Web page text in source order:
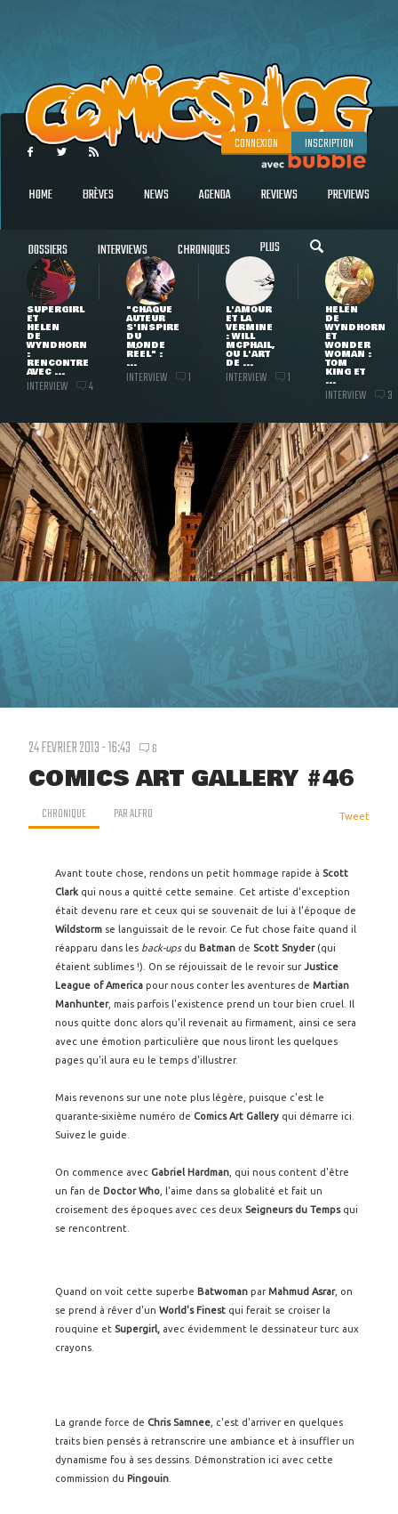
CONNEXION INSCRIPTION
HOME BRÈVES NEWS AGENDA REVIEWS PREVIEWS
DOSSIERS INTERVIEWS CHRONIQUES PLUS
SUPERGIRL
ET
HELEN
DE
WYNDHORN
:
RENCONTRE
AVEC ...
INTERVIEW 4
"CHAQUE
AUTEUR
S'INSPIRE
DU
MONDE
RÉEL" :
...
INTERVIEW 1
L'AMOUR
ET LA
VERMINE
: WILL
MCPHAIL,
OU L'ART
DE ...
INTERVIEW 1
HELEN
DE
WYNDHORN
ET
WONDER
WOMAN :
TOM
KING ET
...
INTERVIEW 3
24 FEVRIER 2013 - 16:43 6
COMICS ART GALLERY #46
CHRONIQUE PARALFRO Tweet
Avant toute chose, rendons un petit hommage rapide à Scott
Clark qui nous a quitté cette semaine. Cet artiste d'exception
était devenu rare et ceux qui se souvenait de lui à l'époque de
Wildstorm se languissait de le revoir. Ce fut chose faite quand il
réapparu dans les back-ups du Batman de Scott Snyder(qui
étaient sublimes !). On se réjouissait de le revoir surJustice
League of America pour nous conter les aventures de Martian
Manhunter, mais parfois l'existence prend un tour bien cruel. Il
nous quitte donc alors qu'il revenait au firmament, ainsi ce sera
avec une émotion particulière que nous liront les quelques
pages qu'il aura eu le temps d'illustrer.
Mais revenons sur une note plus légère, puisque c'est le
quarante-sixième numéro de Comics Art Gallery qui démarre ici.
Suivez le guide.
On commence avec Gabriel Hardman , qui nous content d'être
un fan de Doctor Who , l'aime dans sa globalité et fait un
croisement des époques avec ces deux Seigneurs du Tempsqui
se rencontrent.
Quand on voit cette superbe Batwoman parMahmud Asrar, on
se prend à rêver d'un World's Finest qui ferait se croiser la
rouquine et Supergirl, avec évidemment le dessinateur turc aux
crayons.
La grande force de Chris Samnee , c'est d'arriver en quelques
traits bien pensés à retranscrire une ambiance et à insuffler un
dynamisme fou à ses dessins. Démonstration ici avec cette
commission du Pingouin